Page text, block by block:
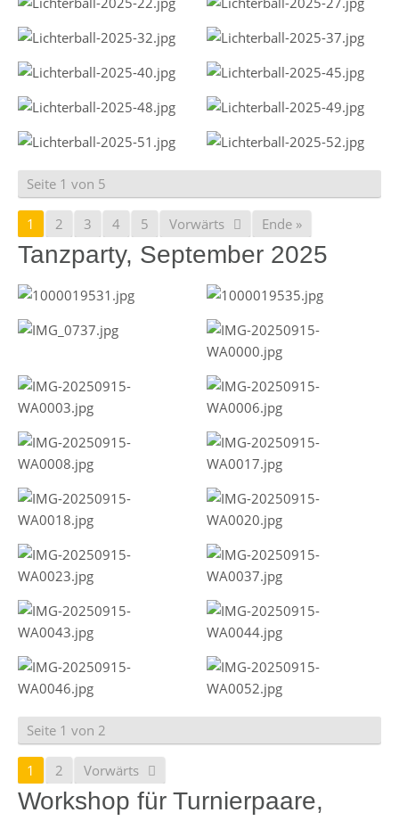
Seite 1 von 5
1 2 3 4 5 Vorwärts Ende »
Tanzparty, September 2025
Seite 1 von 2
1 2 Vorwärts
Workshop für Turnierpaare,